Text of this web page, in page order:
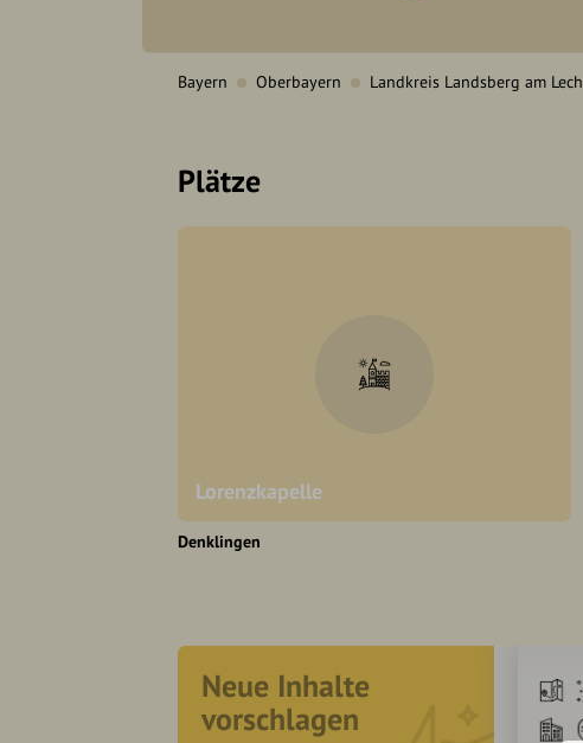
Bayern Oberbayern Landkreis Landsberg am Lech
Plätze
Lorenzkapelle
Denklingen
Neue Inhalte
vorschlagen